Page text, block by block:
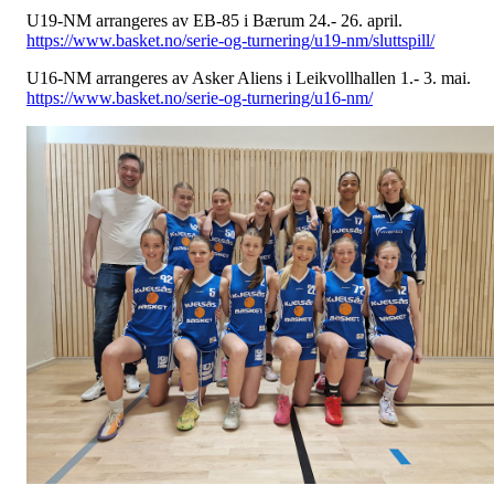
U19-NM arrangeres av EB-85 i Bærum 24.- 26. april.
https://www.basket.no/serie-og-turnering/u19-nm/sluttspill/
U16-NM arrangeres av Asker Aliens i Leikvollhallen 1.- 3. mai.
https://www.basket.no/serie-og-turnering/u16-nm/